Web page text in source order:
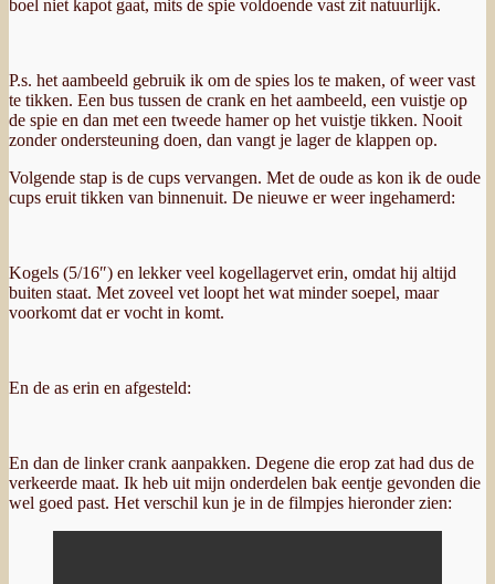
boel niet kapot gaat, mits de spie voldoende vast zit natuurlijk.
P.s. het aambeeld gebruik ik om de spies los te maken, of weer vast
te tikken. Een bus tussen de crank en het aambeeld, een vuistje op
de spie en dan met een tweede hamer op het vuistje tikken. Nooit
zonder ondersteuning doen, dan vangt je lager de klappen op.
Volgende stap is de cups vervangen. Met de oude as kon ik de oude
cups eruit tikken van binnenuit. De nieuwe er weer ingehamerd:
Kogels (5/16″) en lekker veel kogellagervet erin, omdat hij altijd
buiten staat. Met zoveel vet loopt het wat minder soepel, maar
voorkomt dat er vocht in komt.
En de as erin en afgesteld:
En dan de linker crank aanpakken. Degene die erop zat had dus de
verkeerde maat. Ik heb uit mijn onderdelen bak eentje gevonden die
wel goed past. Het verschil kun je in de filmpjes hieronder zien: